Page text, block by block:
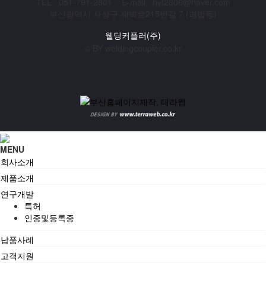
웰딩커플러(주)
MENU
회사소개
제품소개
연구개발
특허
인증및등록증
납품사례
고객지원